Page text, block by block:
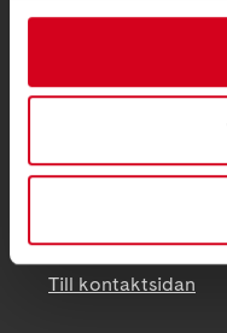
171 04 Solna
info@neuro.se
PG 90 10 07-5 | BG
Till kontaktsidan